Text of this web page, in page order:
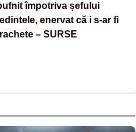
împotriva șefului
enervat că i s-ar fi
– SURSE